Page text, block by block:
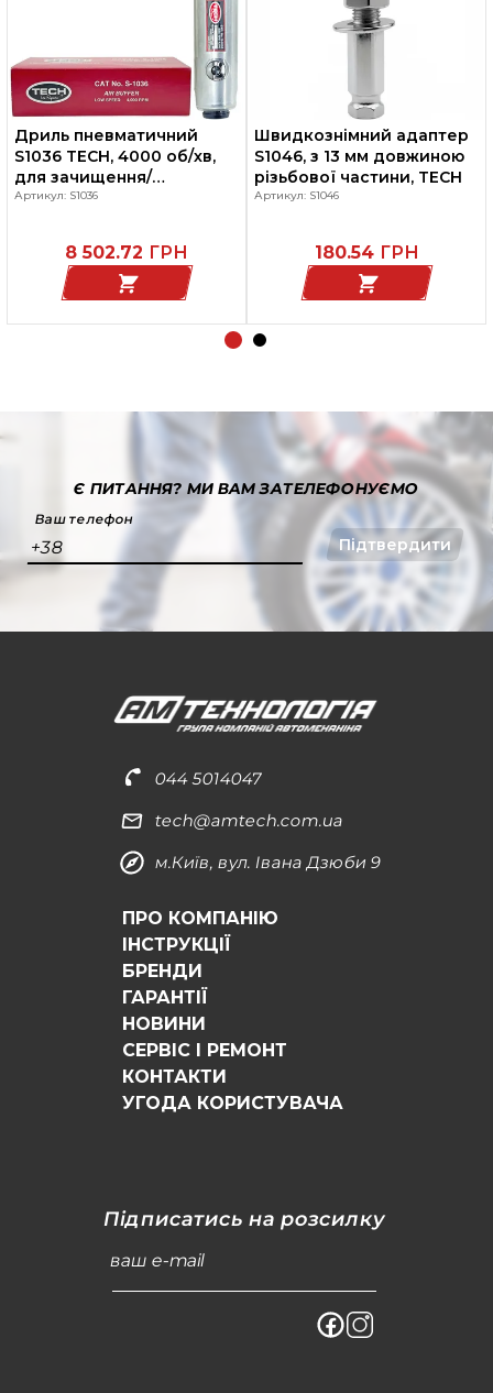
Дриль пневматичний
S1036 TECH, 4000 об/хв,
для зачищення/
шорохування шин що
Артикул: S1036
8 502.72 ГРН
Швидкознімний адаптер
S1046, з 13 мм довжиною
різьбової частини, TECH
Артикул: S1046
180.54 ГРН
Є ПИТАННЯ?МИ ВАМ ЗАТЕЛЕФОНУЄМО
Ваш телефон
+38 Підтвердити
044 5014047
tech@amtech.com.ua
м.Київ, вул. Івана Дзюби 9
ПРО КОМПАНІЮ
ІНСТРУКЦІЇ
БРЕНДИ
ГАРАНТІЇ
НОВИНИ
СЕРВІС І РЕМОНТ
КОНТАКТИ
УГОДА КОРИСТУВАЧА
Підписатись на розсилку
ваш e-mail